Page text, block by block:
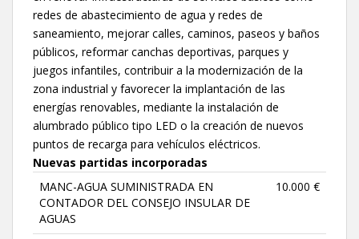
redes de abastecimiento de agua y redes de
saneamiento, mejorar calles, caminos, paseos y baños
públicos, reformar canchas deportivas, parques y
juegos infantiles, contribuir a la modernización de la
zona industrial y favorecer la implantación de las
energías renovables, mediante la instalación de
alumbrado público tipo LED o la creación de nuevos
puntos de recarga para vehículos eléctricos.
Nuevas partidas incorporadas
MANC-AGUA SUMINISTRADA EN
CONTADOR DEL CONSEJO INSULAR DE
AGUAS
10.000 €